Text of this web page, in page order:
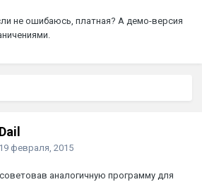
не ошибаюсь, платная? А демо-версия
19 февраля, 2015
аналогичную программу для